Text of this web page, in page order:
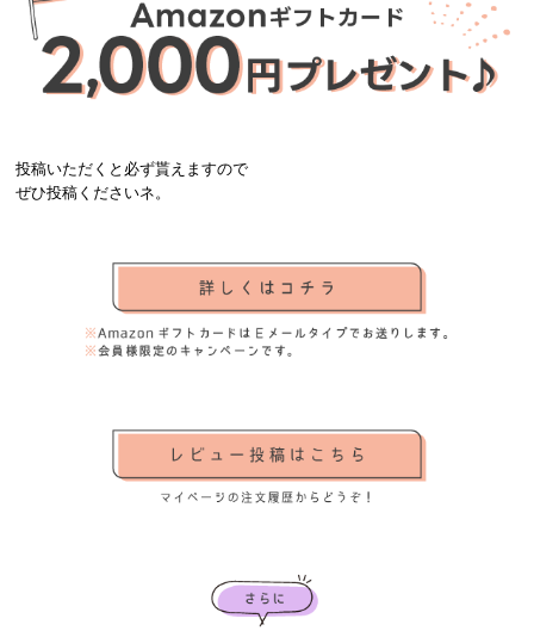
投稿いただくと必ず貰えますので
ぜひ投稿くださいネ。